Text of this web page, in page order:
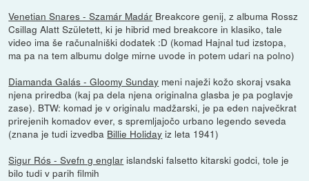
Venetian Snares - Szamár Madár Breakcore genij, z albuma Rossz
Csillag Alatt Született, ki je hibrid med breakcore in klasiko, tale
video ima še računalniški dodatek :D (komad Hajnal tud izstopa,
ma pa na tem albumu dolge mirne uvode in potem udari na polno)
Diamanda Galás - Gloomy Sunday meni naježi kožo skoraj vsaka
njena priredba (kaj pa dela njena originalna glasba je pa poglavje
zase). BTW: komad je v originalu madžarski, je pa eden največkrat
prirejenih komadov ever, s spremljajočo urbano legendo seveda
(znana je tudi izvedba Billie Holiday iz leta 1941)
Sigur Rós - Svefn g englar islandski falsetto kitarski godci, tole je
bilo tudi v parih filmih